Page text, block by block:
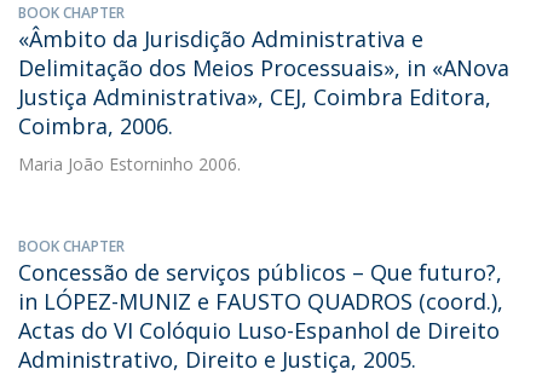
BOOK CHAPTER
«Âmbito da Jurisdição Administrativa e
Delimitação dos Meios Processuais», in «ANova
Justiça Administrativa», CEJ, Coimbra Editora,
Coimbra, 2006.
Maria João Estorninho 2006.
BOOK CHAPTER
Concessão de serviços públicos – Que futuro?,
in LÓPEZ-MUNIZ e FAUSTO QUADROS (coord.),
Actas do VI Colóquio Luso-Espanhol de Direito
Administrativo, Direito e Justiça, 2005.